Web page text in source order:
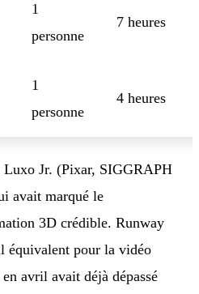
1
personne
7 heures
1
personne
4 heures
Jr. (Pixar, SIGGRAPH
avait marqué le
3D crédible. Runway
équivalent pour la vidéo
avril avait déjà dépassé